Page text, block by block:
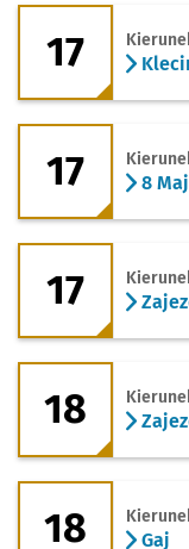
17 - kierunek
17
17 - kierunek
17 8
17 - kierunek
17
18 -
18
18 - kierunek
18 Gaj